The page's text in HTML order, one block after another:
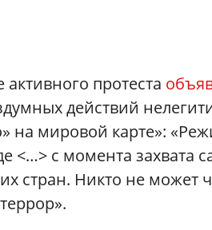
протеста
действий
на мировой карте»:
<…> с момента захвата
стран. Никто не может